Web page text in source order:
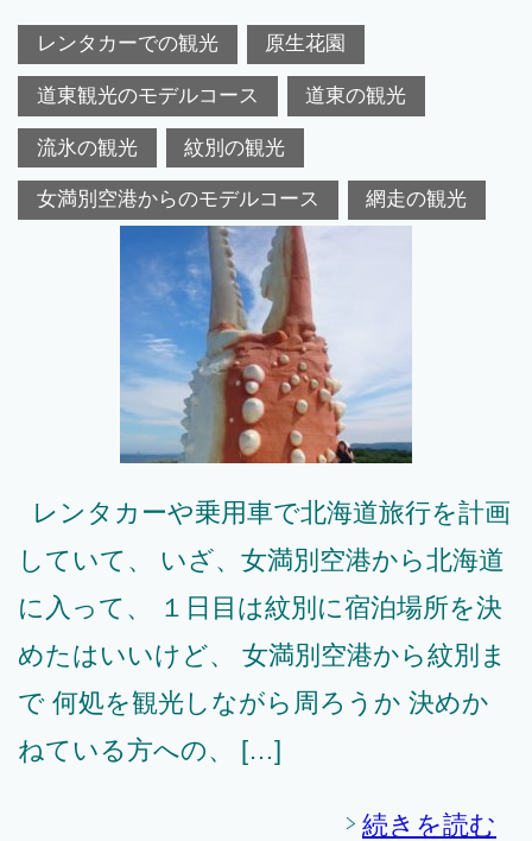
レンタカーでの観光 原生花園
道東観光のモデルコース 道東の観光
流氷の観光 紋別の観光
女満別空港からのモデルコース 網走の観光
レンタカーや乗用車で北海道旅行を計画
していて、 いざ、女満別空港から北海道
に入って、 １日目は紋別に宿泊場所を決
めたはいいけど、 女満別空港から紋別ま
で 何処を観光しながら周ろうか 決めか
ねている方への、 […]
続きを読む